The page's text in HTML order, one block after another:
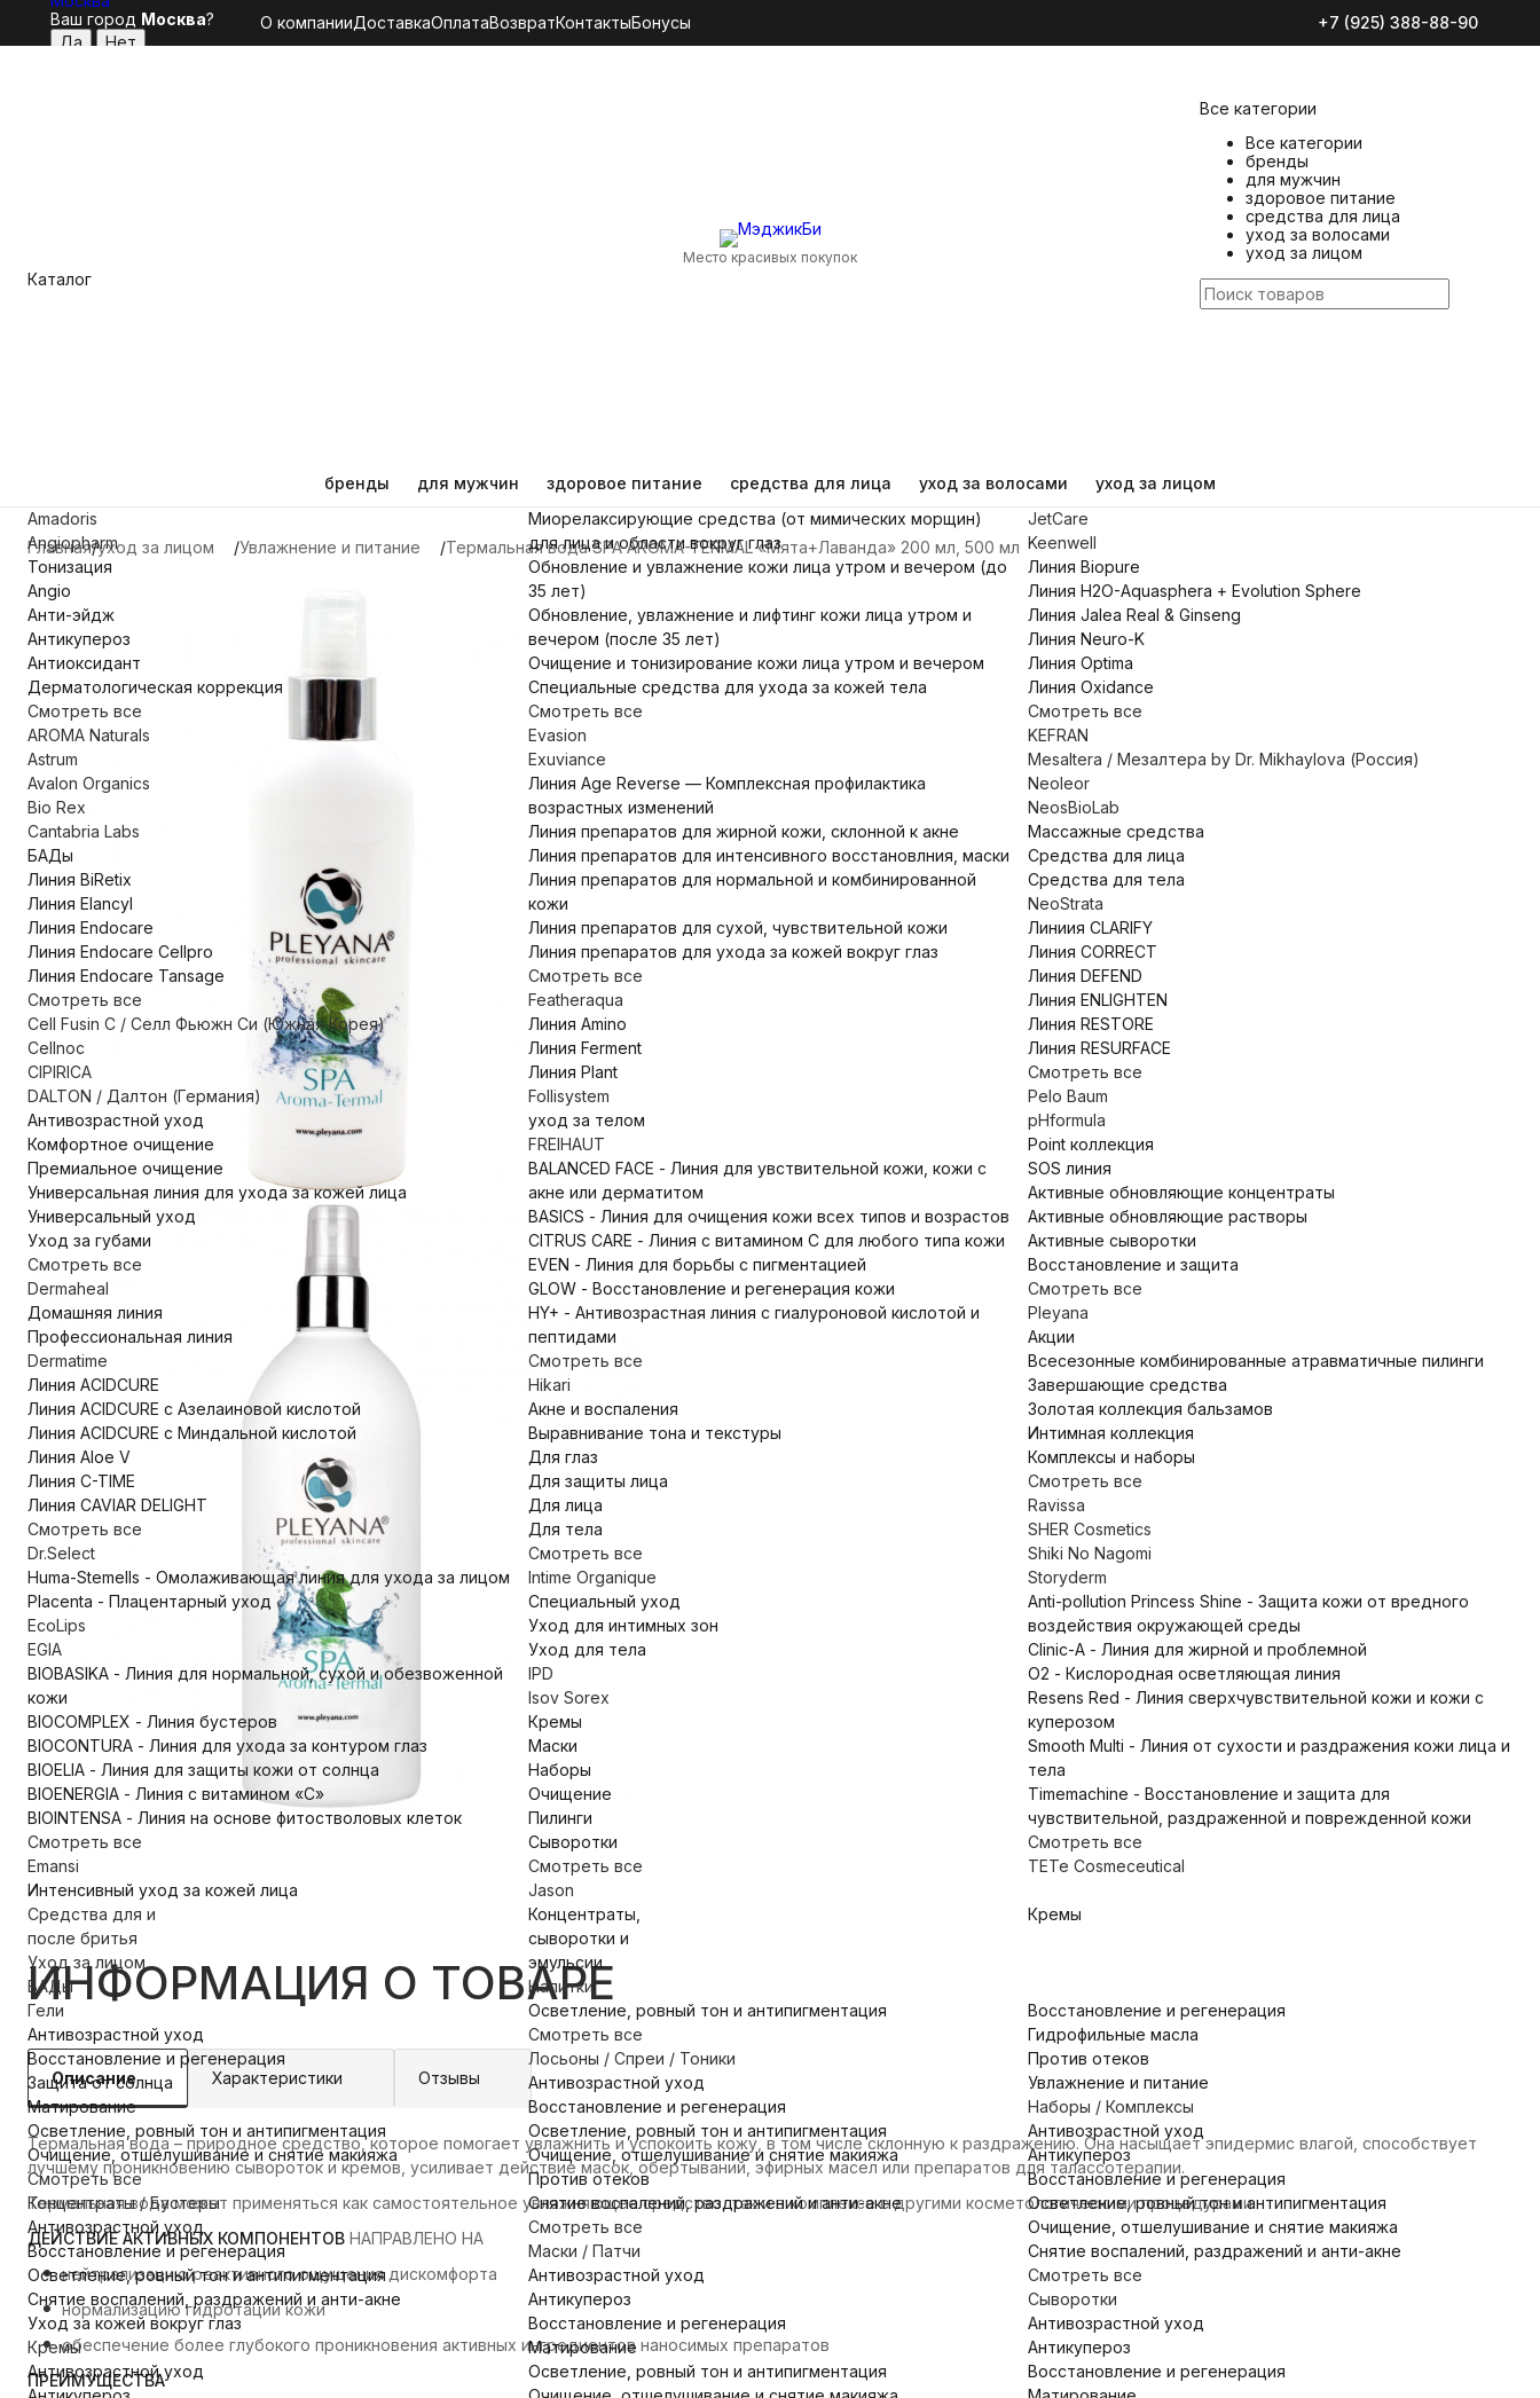
Ваш город Москва? О компанииДоставкаОплатаВозвратКонтактыБонусы +7 (925) 388-88-90
Каталог
Место красивых покупок
Все категории
Все категории
бренды
для мужчин
здоровое питание
средства для лица
уход за волосами
уход за лицом
бренды для мужчин здоровое питание средства для лица уход за волосами
уход за лицом
Amadoris
Angiopharm
Тонизация
Angio
Анти-эйдж
Антикупероз
Антиоксидант
Дерматологическая коррекция
Смотреть все
AROMA Naturals
Astrum
Avalon Organics
Bio Rex
Cantabria Labs
БАДы
Линия BiRetix
Линия Elancyl
Линия Endocare
Линия Endocare Cellpro
Линия Endocare Tansage
Смотреть все
Cell Fusin C / Селл Фьюжн Си (Южная Корея)
Cellnoc
CIPIRICA
DALTON / Далтон (Германия)
Антивозрастной уход
Комфортное очищение
Премиальное очищение
Универсальная линия для ухода за кожей лица
Универсальный уход
Уход за губами
Смотреть все
Dermaheal
Домашняя линия
Профессиональная линия
Dermatime
Линия ACIDCURE
Линия ACIDCURE с Азелаиновой кислотой
Линия ACIDCURE с Миндальной кислотой
Линия Aloe V
Линия C-TIME
Линия CAVIAR DELIGHT
Смотреть все
Dr.Select
Huma-Stemells - Омолаживающая линия для ухода за лицом
Placenta - Плацентарный уход
EcoLips
EGIA
BIOBASIKA - Линия для нормальной, сухой и обезвоженной
кожи
BIOCOMPLEX - Линия бустеров
BIOCONTURA - Линия для ухода за контуром глаз
BIOELIA - Линия для защиты кожи от солнца
BIOENERGIA - Линия с витамином «С»
BIOINTENSA - Линия на основе фитостволовых клеток
Смотреть все
Emansi
Интенсивный уход за кожей лица
Миорелаксирующие средства (от мимических морщин)
для лица и области вокруг глаз
Обновление и увлажнение кожи лица утром и вечером (до
35 лет)
Обновление, увлажнение и лифтинг кожи лица утром и
вечером (после 35 лет)
Очищение и тонизирование кожи лица утром и вечером
Специальные средства для ухода за кожей тела
Смотреть все
Evasion
Exuviance
Линия Age Reverse — Комплексная профилактика
возрастных изменений
Линия препаратов для жирной кожи, склонной к акне
Линия препаратов для интенсивного восстановлния, маски
Линия препаратов для нормальной и комбинированной
кожи
Линия препаратов для сухой, чувствительной кожи
Линия препаратов для ухода за кожей вокруг глаз
Смотреть все
Featheraqua
Линия Amino
Линия Ferment
Линия Plant
Follisystem
уход за телом
FREIHAUT
BALANCED FACE - Линия для увствительной кожи, кожи с
акне или дерматитом
BASICS - Линия для очищения кожи всех типов и возрастов
CITRUS CARE - Линия с витамином С для любого типа кожи
EVEN - Линия для борьбы с пигментацией
GLOW - Восстановление и регенерация кожи
HY+ - Антивозрастная линия с гиалуроновой кислотой и
пептидами
Смотреть все
Hikari
Акне и воспаления
Выравнивание тона и текстуры
Для глаз
Для защиты лица
Для лица
Для тела
Смотреть все
Intime Organique
Специальный уход
Уход для интимных зон
Уход для тела
IPD
Isov Sorex
Кремы
Маски
Наборы
Очищение
Пилинги
Сыворотки
Смотреть все
Jason
JetCare
Keenwell
Линия Biopure
Линия H2O-Aquasphera + Evolution Sphere
Линия Jalea Real & Ginseng
Линия Neuro-K
Линия Optima
Линия Oxidance
Смотреть все
KEFRAN
Mesaltera / Мезалтера by Dr. Mikhaylova (Россия)
Neoleor
NeosBioLab
Массажные средства
Средства для лица
Средства для тела
NeoStrata
Линиия CLARIFY
Линия CORRECT
Линия DEFEND
Линия ENLIGHTEN
Линия RESTORE
Линия RESURFACE
Смотреть все
Pelo Baum
pHformula
Point коллекция
SOS линия
Активные обновляющие концентраты
Активные обновляющие растворы
Активные сыворотки
Восстановление и защита
Смотреть все
Pleyana
Акции
Всесезонные комбинированные атравматичные пилинги
Завершающие средства
Золотая коллекция бальзамов
Интимная коллекция
Комплексы и наборы
Смотреть все
Ravissa
SHER Cosmetics
Shiki No Nagomi
Storyderm
Anti-pollution Princess Shine - Защита кожи от вредного
воздействия окружающей среды
Clinic-A - Линия для жирной и проблемной
O2 - Кислородная осветляющая линия
Resens Red - Линия сверхчувствительной кожи и кожи с
куперозом
Smooth Multi - Линия от сухости и раздражения кожи лица и
тела
Timemachine - Восстановление и защита для
чувствительной, раздраженной и поврежденной кожи
Смотреть все
TETe Cosmeceutical
Средства для и
после бритья
Уход за лицом
Концентраты,
сыворотки и
эмульсии
Кремы
БАДы
Напитки
Гели
Антивозрастной уход
Восстановление и регенерация
Защита от солнца
Матирование
Осветление, ровный тон и антипигментация
Очищение, отшелушивание и снятие макияжа
Смотреть все
Концентраты / Бустеры
Антивозрастной уход
Восстановление и регенерация
Осветление, ровный тон и антипигментация
Снятие воспалений, раздражений и анти-акне
Уход за кожей вокруг глаз
Кремы
Антивозрастной уход
Осветление, ровный тон и антипигментация
Смотреть все
Лосьоны / Спреи / Тоники
Антивозрастной уход
Восстановление и регенерация
Осветление, ровный тон и антипигментация
Очищение, отшелушивание и снятие макияжа
Против отеков
Снятие воспалений, раздражений и анти-акне
Смотреть все
Маски / Патчи
Антивозрастной уход
Антикупероз
Восстановление и регенерация
Матирование
Осветление, ровный тон и антипигментация
Восстановление и регенерация
Гидрофильные масла
Против отеков
Увлажнение и питание
Наборы / Комплексы
Антивозрастной уход
Антикупероз
Восстановление и регенерация
Осветление, ровный тон и антипигментация
Очищение, отшелушивание и снятие макияжа
Снятие воспалений, раздражений и анти-акне
Смотреть все
Сыворотки
Антивозрастной уход
Антикупероз
Восстановление и регенерация
уход за волосами
Главная уход за лицом Увлажнение и питание Термальная вода SPA AROMA-TERMAL «Мята+Лаванда» 200 мл, 500 мл
ИНФОРМАЦИЯ О ТОВАРЕ
Описание Характеристики Отзывы
Термальная вода – природное средство, которое помогает увлажнить и успокоить кожу, в том числе склонную к раздражению. Она насыщает эпидермис влагой, способствует
лучшему проникновению сывороток и кремов, усиливает действие масок, обертываний, эфирных масел или препаратов для талассотерапии.
Термальная вода может применяться как самостоятельное увлажняющее средство, так и в комплексе с другими косметологическими процедурами.
ДЕЙСТВИЕ АКТИВНЫХ КОМПОНЕНТОВ НАПРАВЛЕНО НА
нейтрализацию реактивного ощущения дискомфорта
нормализацию гидротации кожи
обеспечение более глубокого проникновения активных ингредиентов наносимых препаратов
ПРЕИМУЩЕСТВА